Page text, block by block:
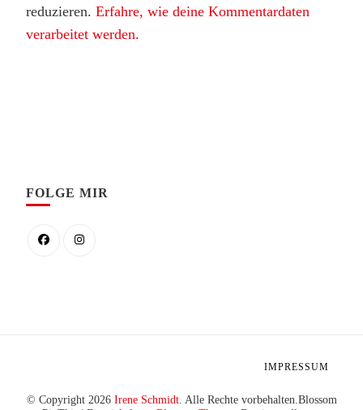
reduzieren. Erfahre, wie deine Kommentardaten
verarbeitet werden.
FOLGE MIR
© Copyright 2026 Irene Schmidt. Alle Rechte vorbehalten. Blossom
IMPRESSUM